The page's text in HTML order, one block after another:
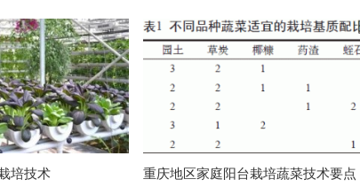
培技术 重庆地区家庭阳台栽培蔬菜技术要点